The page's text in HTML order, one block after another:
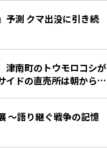
引き続
津南町のトウモロコシが
イドの直売所は朝から長
～語り継ぐ戦争の記憶